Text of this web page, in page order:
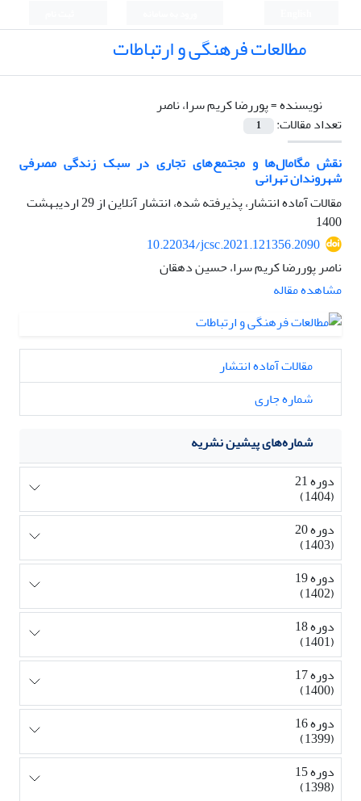
مطالعات فرهنگی و ارتباطات
نویسنده =پوررضا کریم سرا، ناصر
تعداد مقالات:
1
نقش مگامال‌ها و مجتمع‌های تجاری در سبک زندگی مصرفی
شهروندان تهرانی
مقالات آماده انتشار، پذیرفته شده، انتشار آنلاین از
29 اردیبهشت
1400
10.22034/jcsc.2021.121356.2090
ناصر پوررضا کریم سرا، حسین دهقان
مشاهده مقاله
مقالات آماده انتشار
شماره جاری
شماره‌های پیشین نشریه
دوره 21
(1404)
دوره 20
(1403)
دوره 19
(1402)
دوره 18
(1401)
دوره 17
(1400)
دوره 16
(1399)
دوره 15
(1398)